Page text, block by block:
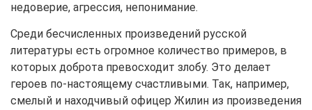
недоверие, агрессия, непонимание.
Среди бесчисленных произведений русской
литературы есть огромное количество примеров, в
которых доброта превосходит злобу. Это делает
героев по-настоящему счастливыми. Так, например,
смелый и находчивый офицер Жилин из произведения